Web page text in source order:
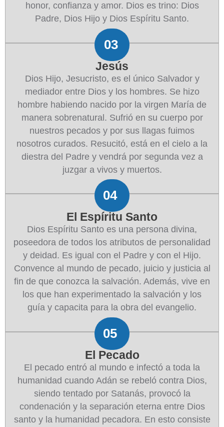
honor, confianza y amor. Dios es trino: Dios
Padre, Dios Hijo y Dios Espíritu Santo.
03
Jesús
Dios Hijo, Jesucristo, es el único Salvador y
mediador entre Dios y los hombres. Se hizo
hombre habiendo nacido por la virgen María de
manera sobrenatural. Sufrió en su cuerpo por
nuestros pecados y por sus llagas fuimos
nosotros curados. Resucitó, está en el cielo a la
diestra del Padre y vendrá por segunda vez a
juzgar a vivos y muertos.
04
El Espíritu Santo
Dios Espíritu Santo es una persona divina,
poseedora de todos los atributos de personalidad
y deidad. Es igual con el Padre y con el Hijo.
Convence al mundo de pecado, juicio y justicia al
fin de que conozca la salvación. Además, vive en
los que han experimentado la salvación y los
guía y capacita para la obra del evangelio.
05
El Pecado
El pecado entró al mundo e infectó a toda la
humanidad cuando Adán se rebeló contra Dios,
siendo tentado por Satanás, provocó la
condenación y la separación eterna entre Dios
santo y la humanidad pecadora. En esto consiste